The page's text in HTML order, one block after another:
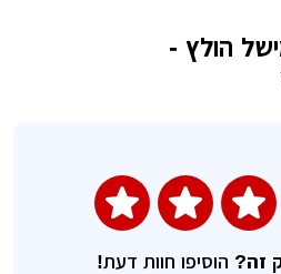
הולץ -
זה? הוסיפו חוות דעת!